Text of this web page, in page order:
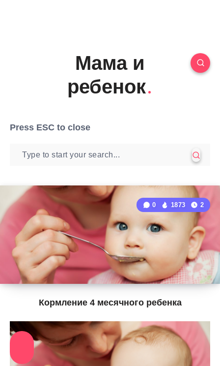
Мама и
ребенок
Press ESC to close
Кормление 4 месячного ребенка
0 1873 2